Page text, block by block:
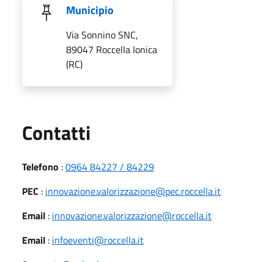
Municipio
Via Sonnino SNC,
89047 Roccella Ionica
(RC)
Contatti
Telefono :0964 84227 / 84229
PEC : innovazione.valorizzazione@pec.roccella.it
Email : innovazione.valorizzazione@roccella.it
Email : infoeventi@roccella.it